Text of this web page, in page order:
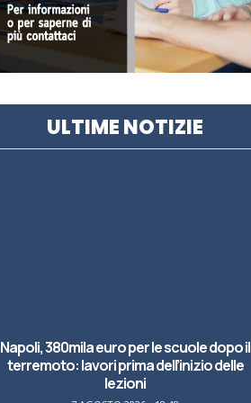
ULTIME NOTIZIE
Napoli, 380mila euro per le scuole dopo il
terremoto: lavori prima dell’inizio delle
lezioni